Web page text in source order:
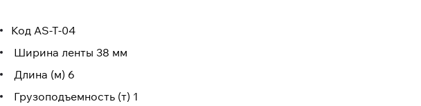
Код AS-T-04
Ширина ленты 38 мм
Длина (м) 6
Грузоподъемность (т) 1